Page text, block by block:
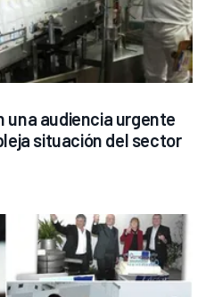
una audiencia urgente
situación del sector